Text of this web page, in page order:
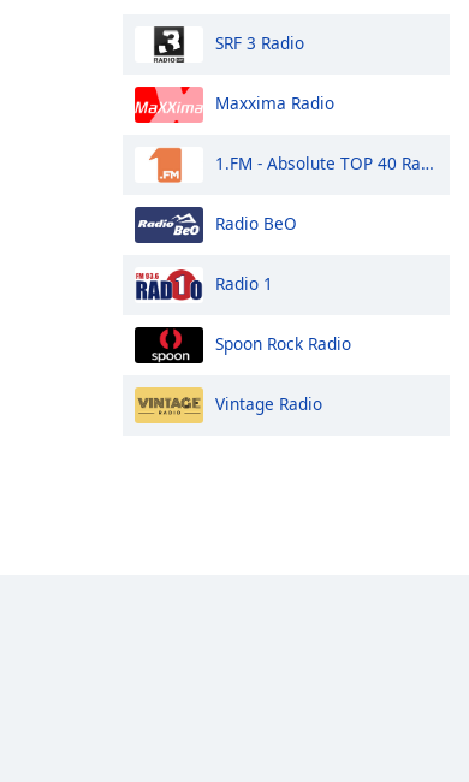
SRF 3 Radio
Maxxima Radio
1.FM - Absolute TOP 40 Radio
Radio BeO
Radio 1
Spoon Rock Radio
Vintage Radio